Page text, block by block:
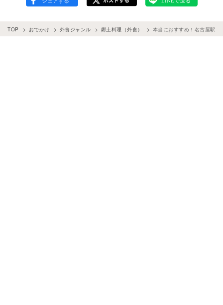
TOP おでかけ 外食ジャンル 郷土料理（外食） 本当におすすめ！名古屋駅